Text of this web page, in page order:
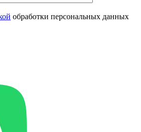
обработки персональных данных